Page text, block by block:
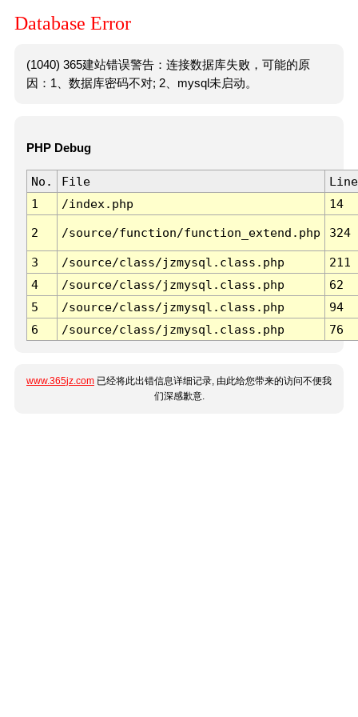
Database Error
(1040) 365建站错误警告：连接数据库失败，可能的原
因：1、数据库密码不对; 2、mysql未启动。
PHP Debug
No. File
Line
1
/index.php 14
2 /source/function/function_extend.php 324
3 /source/class/jzmysql.class.php
211
4
/source/class/jzmysql.class.php
62
5
/source/class/jzmysql.class.php
94
6
/source/class/jzmysql.class.php 76
www.365jz.com 已经将此出错信息详细记录, 由此给您带来的访问不便我
们深感歉意.